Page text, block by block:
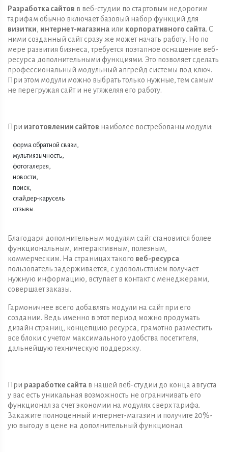
Разработка сайтов в веб-студии по стартовым недорогим
тарифам обычно включает базовый набор функций для
визитки, интернет-магазина или корпоративного сайта. С
ними созданный сайт сразу же может начать работу. Но по
мере развития бизнеса, требуется поэтапное оснащение веб-
ресурса дополнительными функциями. Это позволяет сделать
профессиональный модульный апгрейд системы под ключ.
При этом модули можно выбрать только нужные, тем самым
не перегружая сайт и не утяжеляя его работу.
При изготовлении сайтов наиболее востребованы модули:
форма обратной связи,
мультиязычность,
фотогалерея,
новости,
поиск,
слайдер-карусель
отзывы.
Благодаря дополнительным модулям сайт становится более
функциональным, интерактивным, полезным,
коммерческим. На страницах такого веб-ресурса
пользователь задерживается, с удовольствием получает
нужную информацию, вступает в контакт с менеджерами,
совершает заказы.
Гармоничнее всего добавлять модули на сайт при его
создании. Ведь именно в этот период можно продумать
дизайн страниц, концепцию ресурса, грамотно разместить
все блоки с учетом максимального удобства посетителя,
дальнейшую техническую поддержку.
При разработке сайта в нашей веб-студии до конца августа
у вас есть уникальная возможность не ограничивать его
функционал за счет экономии на модулях сверх тарифа.
Закажите полноценный интернет-магазин и получите 20%-
ую выгоду в цене на дополнительный функционал.